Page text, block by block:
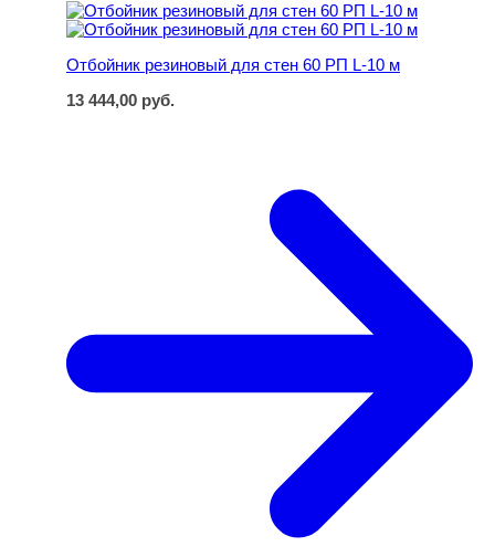
Отбойник резиновый для стен 60 РП L-10 м
Отбойник резиновый для стен 60 РП L-10 м
13 444,00 руб.